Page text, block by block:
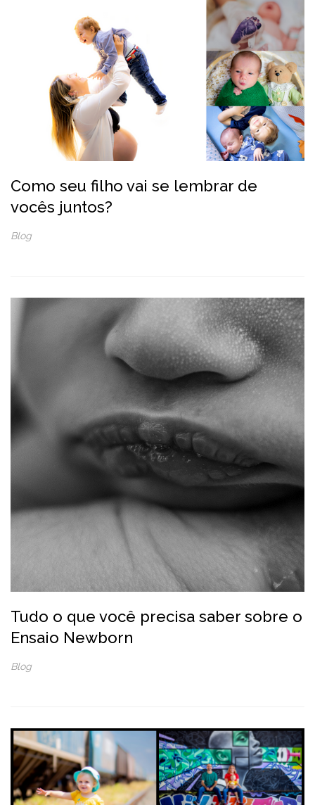
Como seu filho vai se lembrar de
vocês juntos?
Blog
Tudo o que você precisa saber sobre o
Ensaio Newborn
Blog